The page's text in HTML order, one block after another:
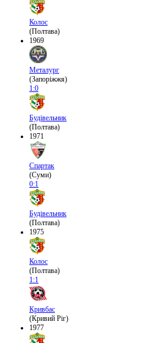
Колос
(Полтава)
1969
Металург
(Запоріжжя)
1:0
Будівельник
(Полтава)
1971
Спартак
(Суми)
0:1
Будівельник
(Полтава)
1975
Колос
(Полтава)
1:1
Кривбас
(Кривий Ріг)
1977